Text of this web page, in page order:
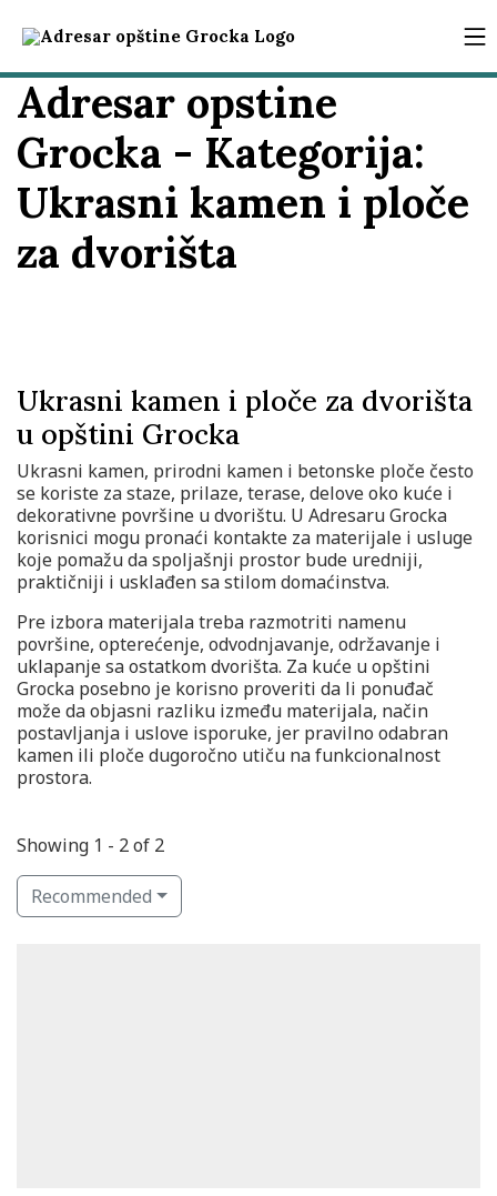
Adresar opstine
Grocka - Kategorija:
Ukrasni kamen i ploče
za dvorišta
Ukrasni kamen i ploče za dvorišta
u opštini Grocka
Ukrasni kamen, prirodni kamen i betonske ploče često
se koriste za staze, prilaze, terase, delove oko kuće i
dekorativne površine u dvorištu. U Adresaru Grocka
korisnici mogu pronaći kontakte za materijale i usluge
koje pomažu da spoljašnji prostor bude uredniji,
praktičniji i usklađen sa stilom domaćinstva.
Pre izbora materijala treba razmotriti namenu
površine, opterećenje, odvodnjavanje, održavanje i
uklapanje sa ostatkom dvorišta. Za kuće u opštini
Grocka posebno je korisno proveriti da li ponuđač
može da objasni razliku između materijala, način
postavljanja i uslove isporuke, jer pravilno odabran
kamen ili ploče dugoročno utiču na funkcionalnost
prostora.
Showing 1 - 2 of 2
Recommended